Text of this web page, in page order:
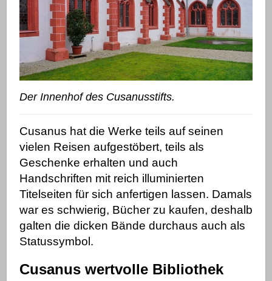
Der Innenhof des Cusanusstifts.
Cusanus hat die Werke teils auf seinen
vielen Reisen aufgestöbert, teils als
Geschenke erhalten und auch
Handschriften mit reich illuminierten
Titelseiten für sich anfertigen lassen. Damals
war es schwierig, Bücher zu kaufen, deshalb
galten die dicken Bände durchaus auch als
Statussymbol.
Cusanus wertvolle Bibliothek